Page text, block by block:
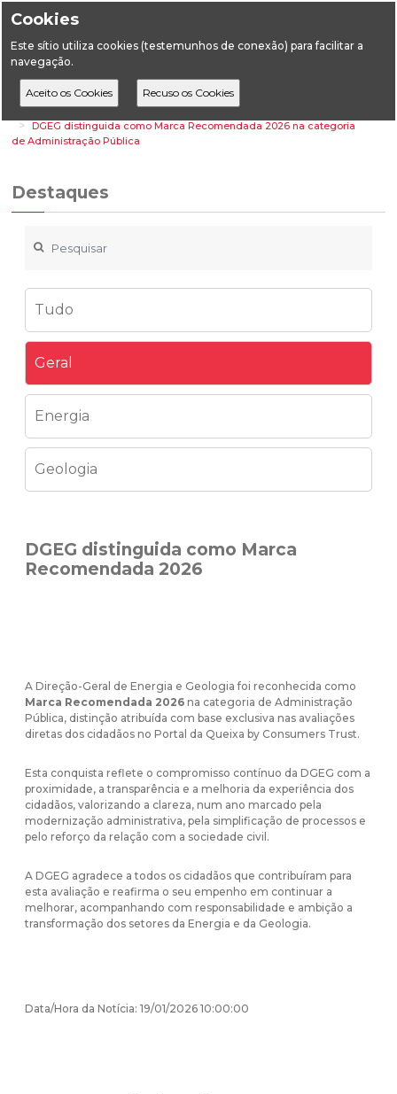
Cookies
Este sítio utiliza cookies (testemunhos de conexão) para facilitar a
navegação.
HomeDestaques
Geral
DGEG distinguida como Marca Recomendada 2026 na categoria
de Administração Pública
Destaques
Tudo
Geral
Energia
Geologia
DGEG distinguida como Marca
Recomendada 2026
A Direção-Geral de Energia e Geologia foi reconhecida como
Marca Recomendada 2026 na categoria de Administração
Pública, distinção atribuída com base exclusiva nas avaliações
diretas dos cidadãos no Portal da Queixa by Consumers Trust.
Esta conquista reflete o compromisso contínuo da DGEG com a
proximidade, a transparência e a melhoria da experiência dos
cidadãos, valorizando a clareza, num ano marcado pela
modernização administrativa, pela simplificação de processos e
pelo reforço da relação com a sociedade civil.
A DGEG agradece a todos os cidadãos que contribuíram para
esta avaliação e reafirma o seu empenho em continuar a
melhorar, acompanhando com responsabilidade e ambição a
transformação dos setores da Energia e da Geologia.
Data/Hora da Notícia: 19/01/2026 10:00:00